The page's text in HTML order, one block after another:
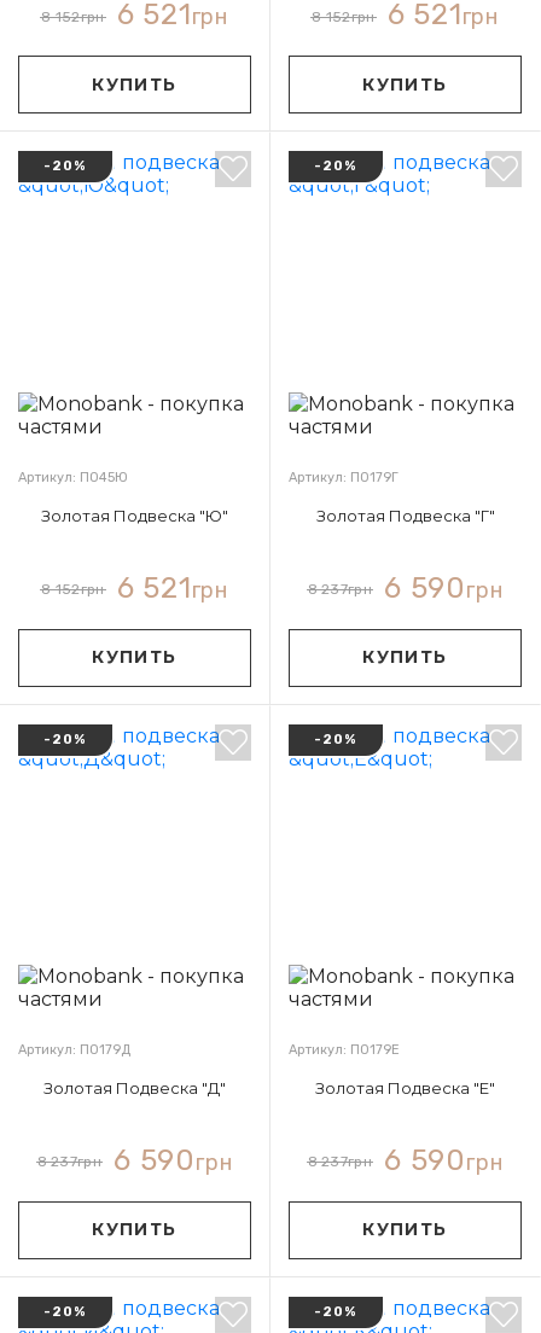
8 152грн 6 521грн
КУПИТЬ
8 152грн 6 521грн
КУПИТЬ
-20%
Артикул: П045Ю
Золотая Подвеска "Ю"
8 152грн 6 521грн
КУПИТЬ
-20%
Артикул: П0179Г
Золотая Подвеска "Г"
8 237грн 6 590грн
КУПИТЬ
-20%
Артикул: П0179Д
Золотая Подвеска "Д"
8 237грн 6 590грн
КУПИТЬ
-20%
Артикул: П0179Е
Золотая Подвеска "Е"
8 237грн 6 590грн
КУПИТЬ
-20% -20%